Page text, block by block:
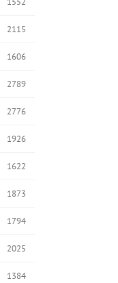
2115
1606
2789
2776
1926
1622
1873
1794
2025
1384